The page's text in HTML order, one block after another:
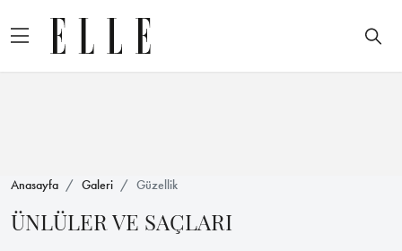
Anasayfa Galeri Güzellik
ÜNLÜLER VE SAÇLARI